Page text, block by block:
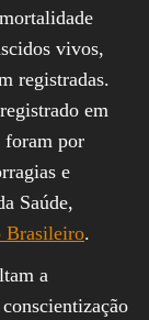
vivos,
registradas.
em
foram por
e
Saúde,
Brasileiro.
a